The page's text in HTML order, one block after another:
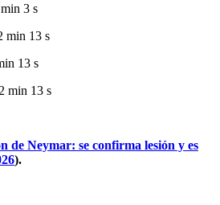
3 s
min 13 s
13 s
min 13 s
de Neymar: se confirma lesión y es
).